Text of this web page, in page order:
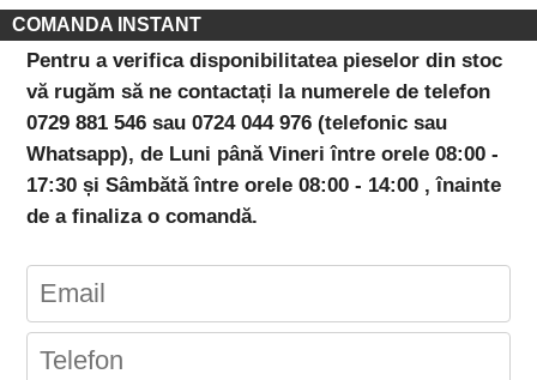
COMANDA INSTANT
Pentru a verifica disponibilitatea pieselor din stoc
vă rugăm să ne contactați la numerele de telefon
0729 881 546 sau 0724 044 976 (telefonic sau
Whatsapp), de Luni până Vineri între orele 08:00 -
17:30 și Sâmbătă între orele 08:00 - 14:00 , înainte
de a finaliza o comandă.